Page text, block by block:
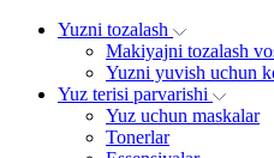
Yuzni tozalash
Makiyajni tozalash
Yuzni yuvish uchun
Yuz terisi parvarishi
Yuz uchun maskalar
Tonerlar